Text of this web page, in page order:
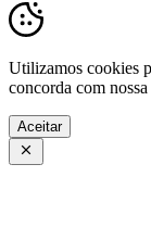
Utilizamos cookies
concorda com nossa
Aceitar